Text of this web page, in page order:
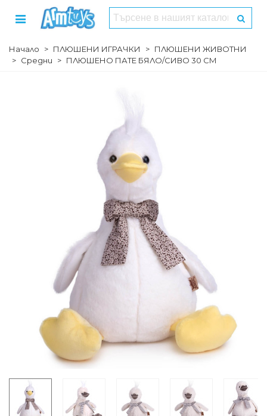
Начало > ПЛЮШЕНИ ИГРАЧКИ > ПЛЮШЕНИ ЖИВОТНИ
> Средни > ПЛЮШЕНО ПАТЕ БЯЛО/СИВО 30 СМ